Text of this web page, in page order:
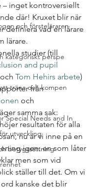
och försteläraren
kategoriskt perspe
träna och kompen
Special Needs and In
utveckling
betygssättning
– inget kontroversiellt
där! Kruxet blir när
definiera vad en lärare
lärare.
studier (till
and pupil
och Tom Hehirs arbete)
från
och
samma sak:
resultaten för alla
nu är vi inne på en
igen: en som låter
men som vid
ställer till det. Om vi
kanske det blir